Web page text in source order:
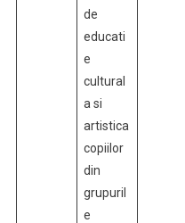
de
educati
e
cultural
a si
artistica
copiilor
din
grupuril
e